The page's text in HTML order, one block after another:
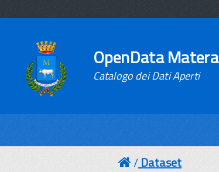
OpenData Matera
Catalogo dei Dati Aperti
Dataset